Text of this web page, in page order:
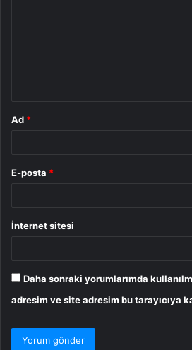
Ad *
E-posta *
İnternet sitesi
Daha sonraki yorumlarımda
adresim ve site adresim bu tarayıcıya